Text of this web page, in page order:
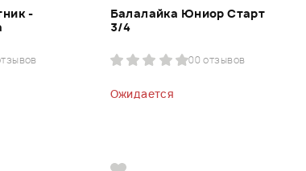
-
Балалайка Юниор Старт
3/4
00 отзывов
Ожидается